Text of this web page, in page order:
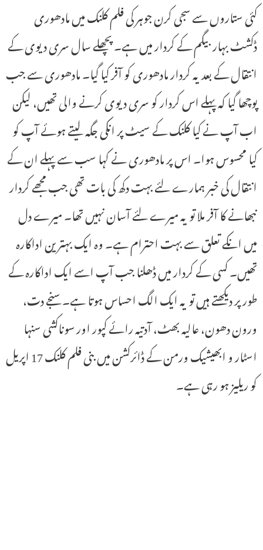
کئی ستاروں سے سجی کرن جوہر کی فلم کلنک میں مادھوری
ڈکشٹ بہار بیگم کے کردار میں ہے۔ پچھلے سال سری دیوی کے
انتقال کے بعد یہ کردار مادھوری کو آفر کیا گیا۔ مادھوری سے جب
پوچھا گیا کہ پہلے اس کردار کو سری دیوی کرنے والی تھیں، لیکن
اب آپ نے کیا کلنک کے سیٹ پر انکی جگہ لیتے ہوئے آپ کو
کیا محسوس ہوا۔ اس پر مادھوری نے کہا سب سے پہلے ان کے
انتقال کی خبر ہمارے لئے بہت دکھ کی بات تھی جب مجھے کردار
نبھانے کا آفر ملا تو یہ میرے لئے آسان نہیں تھا۔ میرے دل
میں انکے تعلق سے بہت احترام ہے۔ وہ ایک بہترین اداکارہ
تھیں۔ کسی کے کردار میں ڈھلنا جب آپ اسے ایک اداکارہ کے
طور پر دیکھتے ہیں تو یہ ایک الگ احساس ہوتا ہے۔ سنجے دت،
ورون دھون، عالیہ بھٹ، آدتیہ رائے کپور اور سوناکشی سنہا
اسٹار و ابھیشیک ورمن کے ڈائرکشن میں بنی فلم کلنک 17 اپریل
کو ریلیز ہو رہی ہے۔